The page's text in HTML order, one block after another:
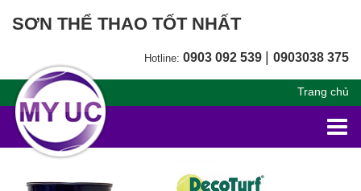
SƠN THỂ THAO TỐT NHẤT
Hotline: 0903 092 539 0903038 375
Trang chủ